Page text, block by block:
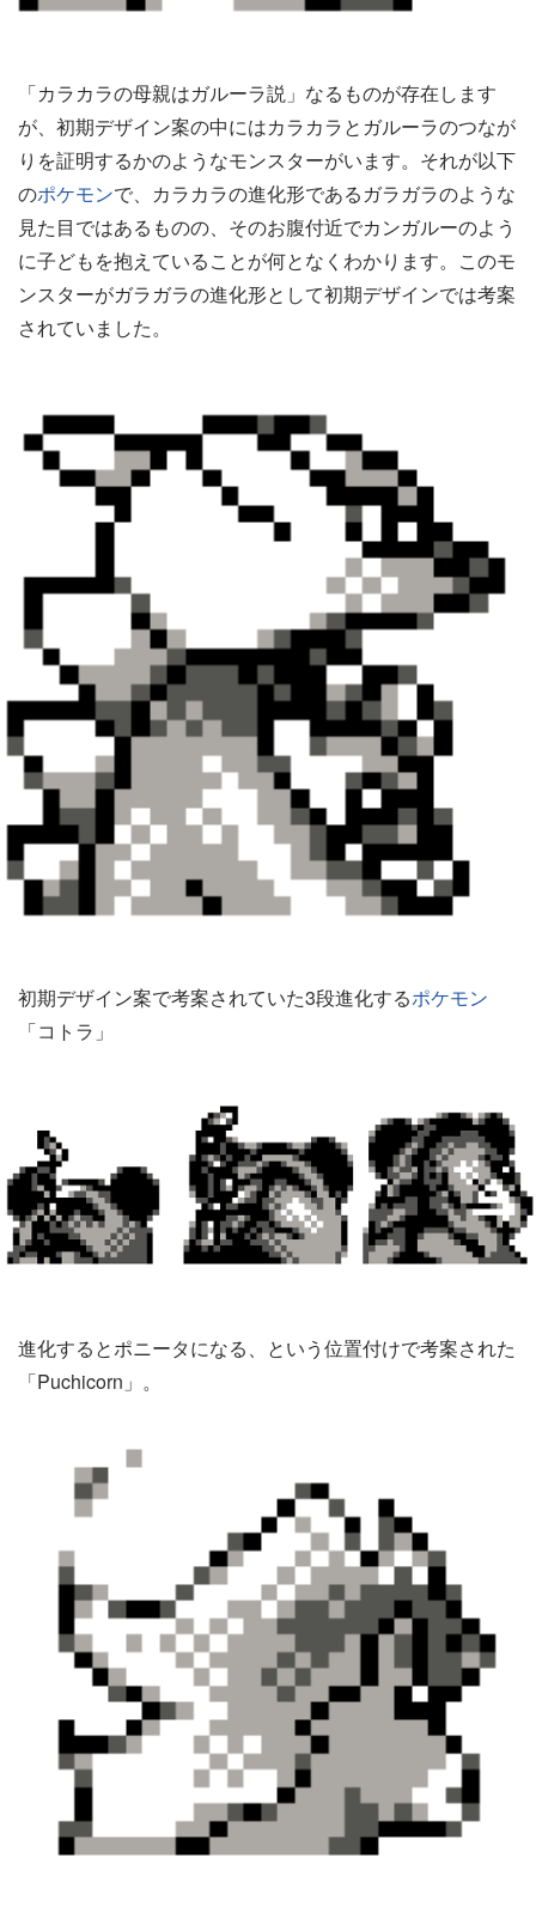
「カラカラの母親はガルーラ説」なるものが存在します
が、初期デザイン案の中にはカラカラとガルーラのつなが
りを証明するかのようなモンスターがいます。それが以下
のポケモンで、カラカラの進化形であるガラガラのような
見た目ではあるものの、そのお腹付近でカンガルーのよう
に子どもを抱えていることが何となくわかります。このモ
ンスターがガラガラの進化形として初期デザインでは考案
されていました。
初期デザイン案で考案されていた3段進化するポケモン
「コトラ」
進化するとポニータになる、という位置付けで考案された
「Puchicorn」。